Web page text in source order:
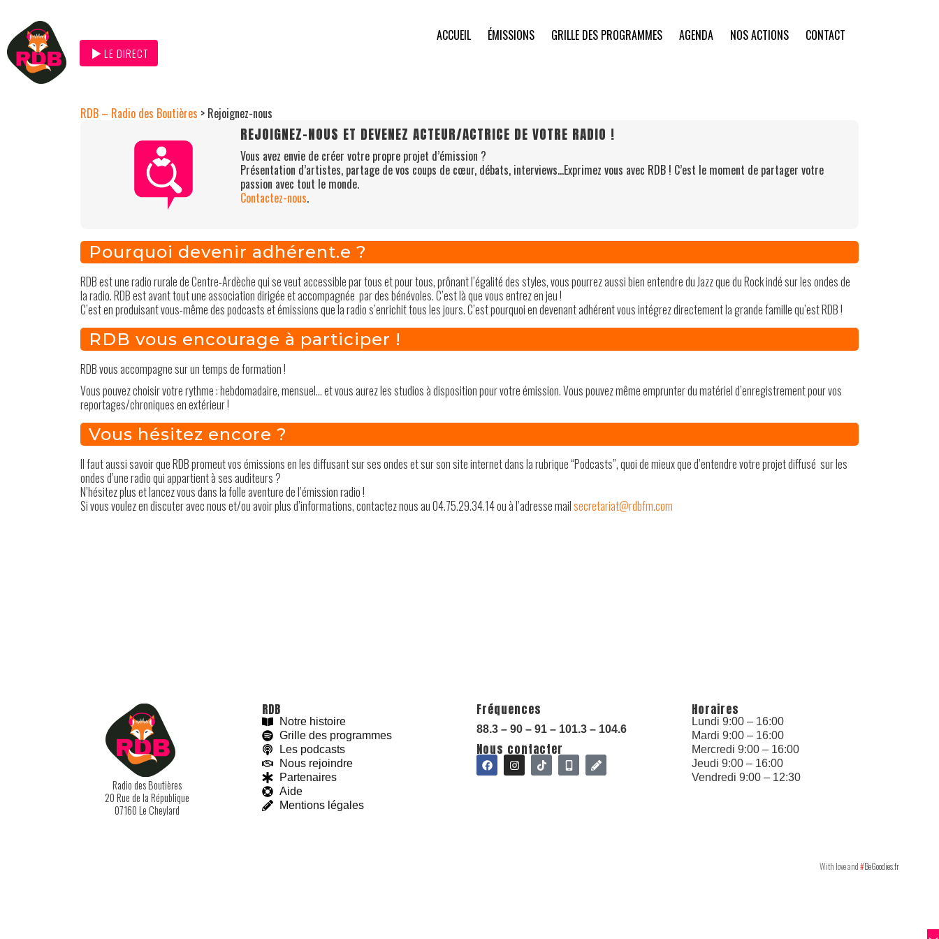
With love and# BeGoodies.fr
LE DIRECT
ACCUEIL ÉMISSIONS GRILLE DES PROGRAMMES AGENDA NOS ACTIONS CONTACT
RDB – Radio des Boutières > Rejoignez-nous
REJOIGNEZ-NOUS ET DEVENEZ ACTEUR/ACTRICE DE VOTRE RADIO !
Vous avez envie de créer votre propre projet d’émission ?
Présentation d’artistes, partage de vos coups de cœur, débats, interviews…Exprimez vous avec RDB ! C’est le moment de partager votre
passion avec tout le monde.
Contactez-nous.
Pourquoi devenir adhérent.e ?
RDB est une radio rurale de Centre-Ardèche qui se veut accessible par tous et pour tous, prônant l’égalité des styles, vous pourrez aussi bien entendre du Jazz que du Rock indé sur les ondes de
la radio. RDB est avant tout une association dirigée et accompagnée par des bénévoles. C’est là que vous entrez en jeu !
C’est en produisant vous-même des podcasts et émissions que la radio s’enrichit tous les jours. C’est pourquoi en devenant adhérent vous intégrez directement la grande famille qu’est RDB !
RDB vous encourage à participer !
RDB vous accompagne sur un temps de formation !
Vous pouvez choisir votre rythme : hebdomadaire, mensuel… et vous aurez les studios à disposition pour votre émission. Vous pouvez même emprunter du matériel d’enregistrement pour vos
reportages/chroniques en extérieur !
Vous hésitez encore ?
Il faut aussi savoir que RDB promeut vos émissions en les diffusant sur ses ondes et sur son site internet dans la rubrique “Podcasts”, quoi de mieux que d’entendre votre projet diffusé sur les
ondes d’une radio qui appartient à ses auditeurs ?
N’hésitez plus et lancez vous dans la folle aventure de l’émission radio !
Si vous voulez en discuter avec nous et/ou avoir plus d’informations, contactez nous au 04.75.29.34.14 ou à l’adresse mailsecretariat@rdbfm.com
Radio des Boutières
20 Rue de la République
07160 Le Cheylard
RDB
Notre histoire
Grille des programmes
Les podcasts
Nous rejoindre
Partenaires
Aide
Mentions légales
Fréquences
88.3 – 90 – 91 – 101.3 – 104.6
Nous contacter
Horaires
Lundi 9:00 – 16:00
Mardi 9:00 – 16:00
Mercredi 9:00 – 16:00
Jeudi 9:00 – 16:00
Vendredi 9:00 – 12:30
With love and#BeGoodies.fr